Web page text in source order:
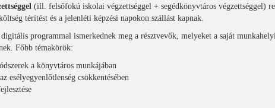
(ill. felsőfokú iskolai végzettséggel + segédkönyvtáros végzettséggel)
térítést és a jelenléti képzési napokon szállást kapnak.
digitális programmal ismerkednek meg a résztvevők, melyeket a saját
Főbb témakörök:
a könyvtáros munkájában
esélyegyenlőtlenség csökkentésében